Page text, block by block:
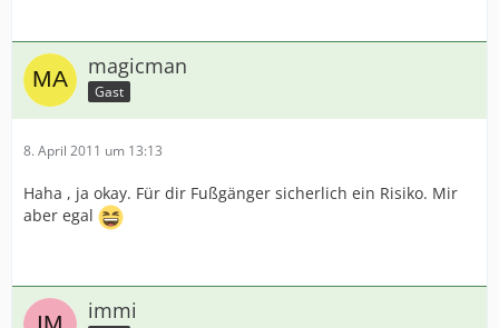
magicman
Gast
8. April 2011 um 13:13
Haha , ja okay. Für dir Fußgänger sicherlich ein Risiko. Mir
aber egal
immi